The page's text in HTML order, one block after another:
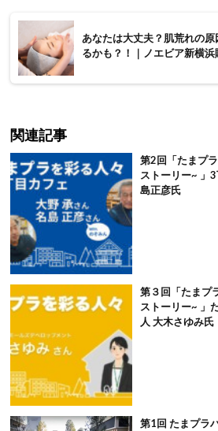
あなたは大丈夫？肌荒れの
るかも？！｜ノエビア新横
関連記事
第2回「たまプ
ストーリー~
島正彦氏
第３回「たまプ
ストーリー~ 」
人 大木さゆみ氏
第1回 たまプラ